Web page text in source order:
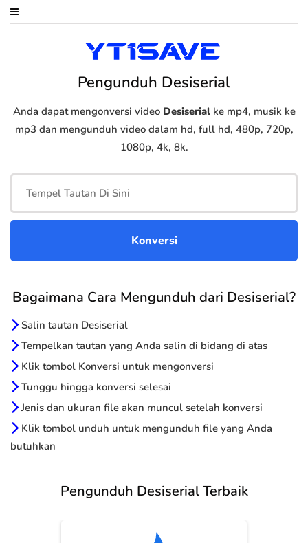
Pengunduh Desiserial
Anda dapat mengonversi video Desiserialke mp4, musik ke
mp3 dan mengunduh video dalam hd, full hd, 480p, 720p,
1080p, 4k, 8k.
Bagaimana Cara Mengunduh dari Desiserial?
Salin tautan Desiserial
Tempelkan tautan yang Anda salin di bidang di atas
Klik tombol Konversi untuk mengonversi
Tunggu hingga konversi selesai
Jenis dan ukuran file akan muncul setelah konversi
Klik tombol unduh untuk mengunduh file yang Anda
butuhkan
Pengunduh Desiserial Terbaik